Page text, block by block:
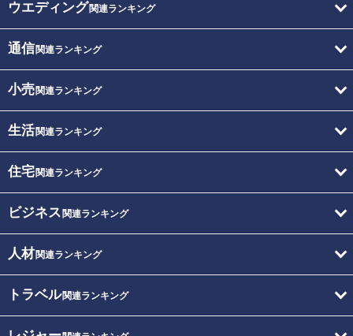
ウエディング関連ランキング
通信関連ランキング
小売関連ランキング
生活関連ランキング
住宅関連ランキング
ビジネス 関連ランキング
人材関連ランキング
トラベル関連ランキング